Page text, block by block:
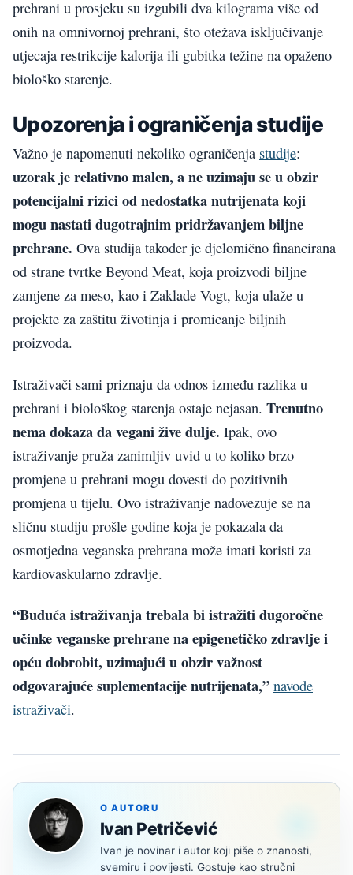
prehrani u prosjeku su izgubili dva kilograma više od
onih na omnivornoj prehrani, što otežava isključivanje
utjecaja restrikcije kalorija ili gubitka težine na opaženo
biološko starenje.
Upozorenja i ograničenja studije
Važno je napomenuti nekoliko ograničenja studije:
uzorak je relativno malen, a ne uzimaju se u obzir
potencijalni rizici od nedostatka nutrijenata koji
mogu nastati dugotrajnim pridržavanjem biljne
prehrane. Ova studija također je djelomično financirana
od strane tvrtke Beyond Meat, koja proizvodi biljne
zamjene za meso, kao i Zaklade Vogt, koja ulaže u
projekte za zaštitu životinja i promicanje biljnih
proizvoda.
Istraživači sami priznaju da odnos između razlika u
prehrani i biološkog starenja ostaje nejasan. Trenutno
nema dokaza da vegani žive dulje. Ipak, ovo
istraživanje pruža zanimljiv uvid u to koliko brzo
promjene u prehrani mogu dovesti do pozitivnih
promjena u tijelu. Ovo istraživanje nadovezuje se na
sličnu studiju prošle godine koja je pokazala da
osmotjedna veganska prehrana može imati koristi za
kardiovaskularno zdravlje.
“Buduća istraživanja trebala bi istražiti dugoročne
učinke veganske prehrane na epigenetičko zdravlje i
opću dobrobit, uzimajući u obzir važnost
odgovarajuće suplementacije nutrijenata,” navode
istraživači.
O AUTORU
Ivan Petričević
Ivan je novinar i autor koji piše o znanosti,
svemiru i povijesti. Gostuje kao stručni